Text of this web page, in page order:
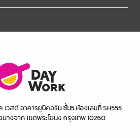
เวสต์ อาคารยูนิคอร์น ชั้น5 ห้องเลขที่ SH555
างจาก เขตพระโขนง กรุงเทพ 10260